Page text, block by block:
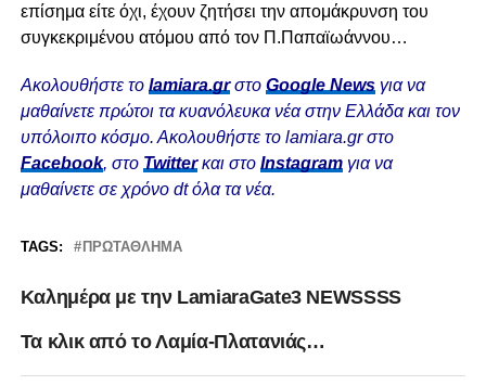
επίσημα είτε όχι, έχουν ζητήσει την απομάκρυνση του
συγκεκριμένου ατόμου από τον Π.Παπαϊωάννου…
Ακολουθήστε το lamiara.grστο Google Newsγια να
μαθαίνετε πρώτοι τα κυανόλευκα νέα στην Ελλάδα και τον
υπόλοιπο κόσμο. Ακολουθήστε το lamiara.gr στο
Facebook, στο Twitterκαι στο Instagram για να
μαθαίνετε σε χρόνο dt όλα τα νέα.
TAGS: ΠΡΩΤΆΘΛΗΜΑ
Καλημέρα με την LamiaraGate3 NEWSSSS
Τα κλικ από το Λαμία-Πλατανιάς…